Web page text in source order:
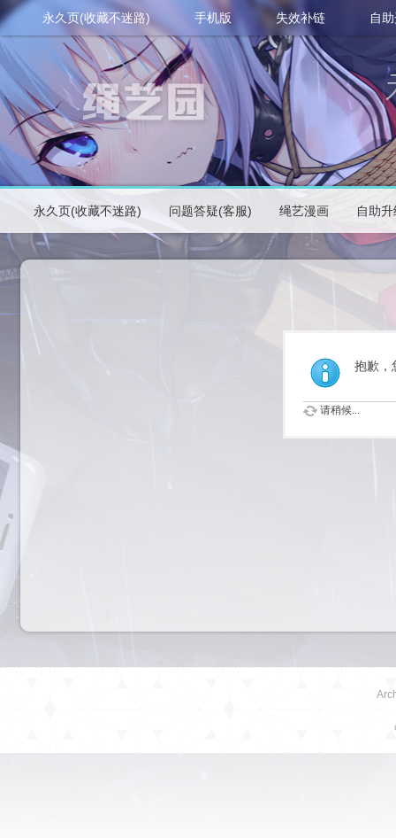
永久页(收藏不迷路) 手机版 失效补链 自
永久页(收藏不迷路) 问题答疑(客服) 绳艺漫画 自助
抱歉，
请稍候...